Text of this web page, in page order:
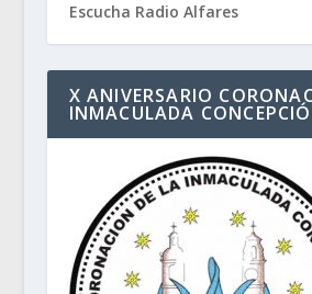
Escucha Radio Alfares
X ANIVERSARIO
INMACULADA